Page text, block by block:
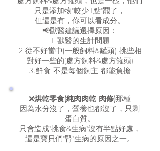
只是添加物"較少1點"罷了，
但還是有，你可以看成分。
📢獸醫建議選擇原因：
1.獸醫的生計問題
2.從不好當中(一般飼料&罐頭) 挑些相
對好一些的(處方飼料&處方罐頭)
3.鮮食 不是每個飼主 都能負擔
❌烘乾零食(純肉肉乾 肉條)那種
因為水分沒了，營養也都沒了，只剩
蛋白質。
只會造成"挑食&生病"沒有半點好處，
還是寶貝們"腎"生病的原因之一。